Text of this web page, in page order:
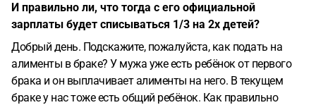
И правильно ли, что тогда с его официальной
зарплаты будет списываться 1/3 на 2х детей?
Добрый день. Подскажите, пожалуйста, как подать на
алименты в браке? У мужа уже есть ребёнок от первого
брака и он выплачивает алименты на него. В текущем
браке у нас тоже есть общий ребёнок. Как правильно